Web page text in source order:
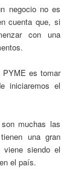
negocio no es
cuenta que, si
con una
PYME es tomar
iniciaremos el
muchas las
una gran
siendo el
el país.